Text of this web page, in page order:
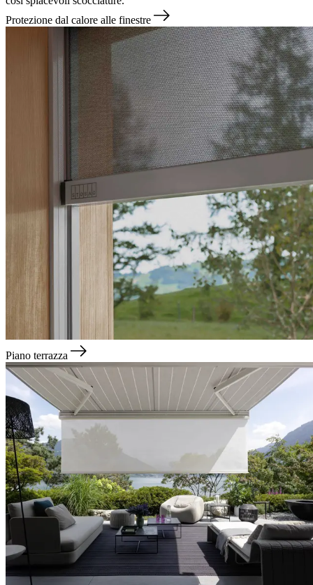
Protezione dal calore alle finestre
Piano terrazza